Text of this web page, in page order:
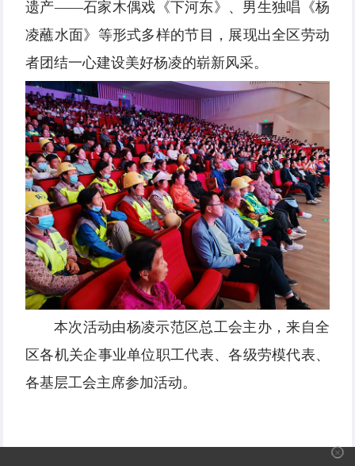
遗产——石家木偶戏《下河东》、男生独唱《杨
凌蘸水面》等形式多样的节目，展现出全区劳动
者团结一心建设美好杨凌的崭新风采。
本次活动由杨凌示范区总工会主办，来自全
区各机关企事业单位职工代表、各级劳模代表、
各基层工会主席参加活动。
✕